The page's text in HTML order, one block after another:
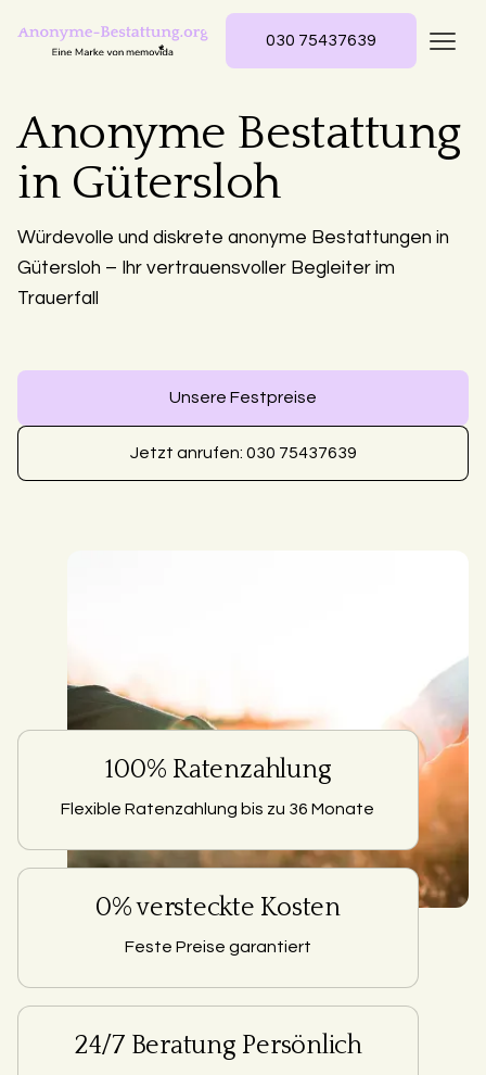
030 75437639
Anonyme Bestattung
in Gütersloh
Würdevolle und diskrete anonyme Bestattungen in
Gütersloh – Ihr vertrauensvoller Begleiter im
Trauerfall
Unsere Festpreise
Jetzt anrufen: 030 75437639
100% Ratenzahlung
Flexible Ratenzahlung bis zu 36 Monate
0% versteckte Kosten
Feste Preise garantiert
24/7 Beratung Persönlich